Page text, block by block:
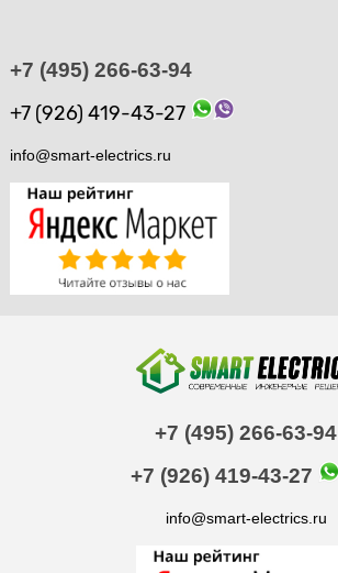
+7 (495) 266-63-94
+7 (926) 419-43-27
info@smart-electrics.ru
+7 (495) 266-63-94
+7 (926) 419-43-27
info@smart-electrics.ru